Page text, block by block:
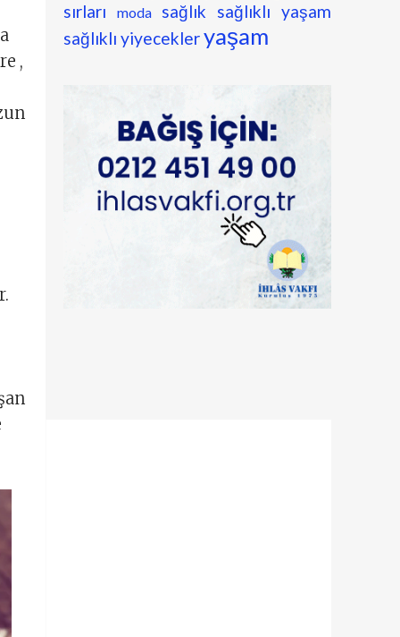
,
sırları
moda sağlık
sağlıklı yaşam
sağlıklı yiyecekleryaşam